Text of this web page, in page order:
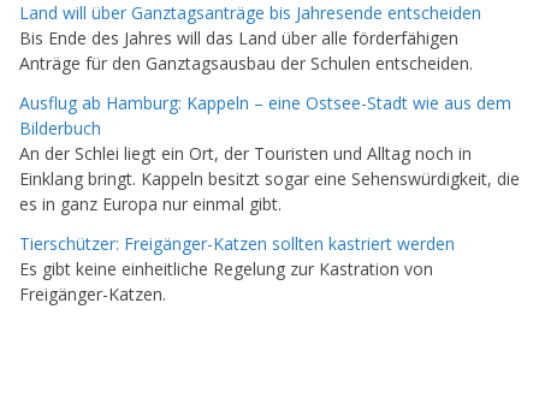
Land will über Ganztagsanträge bis Jahresende entscheiden
Bis Ende des Jahres will das Land über alle förderfähigen
Anträge für den Ganztagsausbau der Schulen entscheiden.
Ausflug ab Hamburg: Kappeln – eine Ostsee-Stadt wie aus dem
Bilderbuch
An der Schlei liegt ein Ort, der Touristen und Alltag noch in
Einklang bringt. Kappeln besitzt sogar eine Sehenswürdigkeit, die
es in ganz Europa nur einmal gibt.
Tierschützer: Freigänger-Katzen sollten kastriert werden
Es gibt keine einheitliche Regelung zur Kastration von
Freigänger-Katzen.